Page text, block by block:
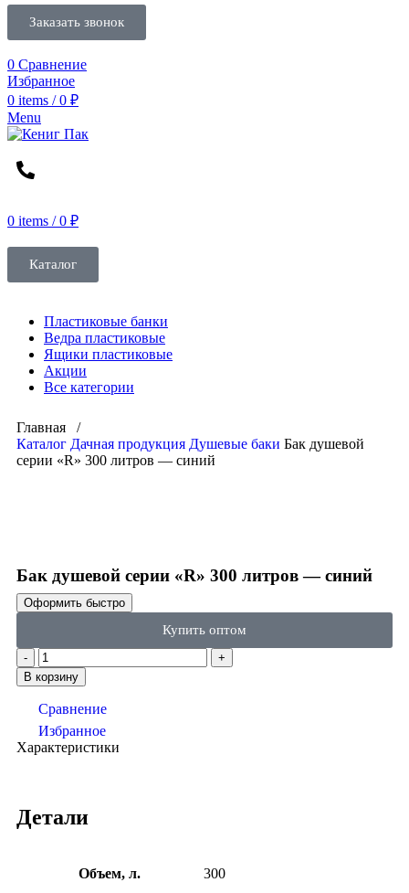
Заказать звонок
0 Сравнение
Избранное
0 items / 0 ₽
Menu
0 items / 0 ₽
Каталог
Пластиковые банки
Ведра пластиковые
Ящики пластиковые
Акции
Все категории
Главная /
Каталог Дачная продукция Душевые баки Бак душевой
серии «R» 300 литров — синий
Бак душевой серии «R» 300 литров — синий
Оформить быстро
Купить оптом
В корзину
Сравнение
Избранное
Характеристики
Детали
Объем, л. 300